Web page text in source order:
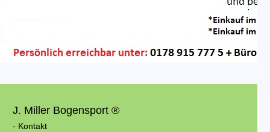
J. Miller Bogensport ®
- Kontakt